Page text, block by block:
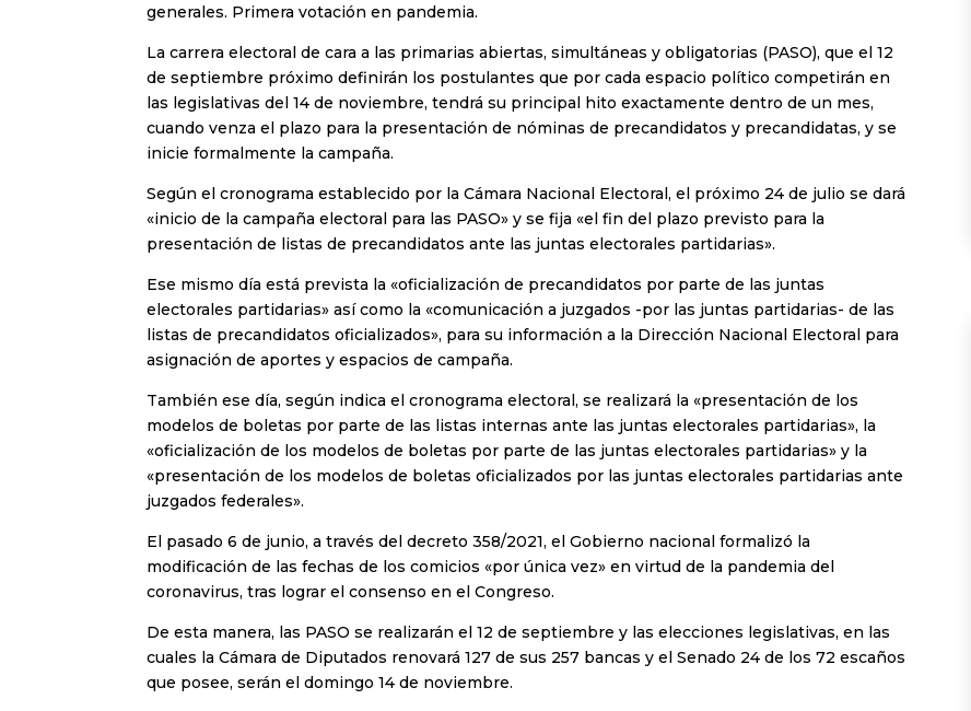
generales. Primera votación en pandemia.
La carrera electoral de cara a las primarias abiertas, simultáneas y obligatorias (PASO), que el 12
de septiembre próximo definirán los postulantes que por cada espacio político competirán en
las legislativas del 14 de noviembre, tendrá su principal hito exactamente dentro de un mes,
cuando venza el plazo para la presentación de nóminas de precandidatos y precandidatas, y se
inicie formalmente la campaña.
Según el cronograma establecido por la Cámara Nacional Electoral, el próximo 24 de julio se dará
«inicio de la campaña electoral para las PASO» y se fija «el fin del plazo previsto para la
presentación de listas de precandidatos ante las juntas electorales partidarias».
Ese mismo día está prevista la «oficialización de precandidatos por parte de las juntas
electorales partidarias» así como la «comunicación a juzgados -por las juntas partidarias- de las
listas de precandidatos oficializados», para su información a la Dirección Nacional Electoral para
asignación de aportes y espacios de campaña.
También ese día, según indica el cronograma electoral, se realizará la «presentación de los
modelos de boletas por parte de las listas internas ante las juntas electorales partidarias», la
«oficialización de los modelos de boletas por parte de las juntas electorales partidarias» y la
«presentación de los modelos de boletas oficializados por las juntas electorales partidarias ante
juzgados federales».
El pasado 6 de junio, a través del decreto 358/2021, el Gobierno nacional formalizó la
modificación de las fechas de los comicios «por única vez» en virtud de la pandemia del
coronavirus, tras lograr el consenso en el Congreso.
De esta manera, las PASO se realizarán el 12 de septiembre y las elecciones legislativas, en las
cuales la Cámara de Diputados renovará 127 de sus 257 bancas y el Senado 24 de los 72 escaños
que posee, serán el domingo 14 de noviembre.